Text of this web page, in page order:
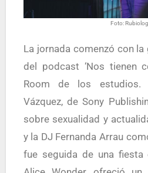
Foto:
La jornada comenzó con la grabación en directo
del podcast ‘Nos tienen
Room de los estudios.
Vázquez, de Sony
sobre sexualidad y
y la DJ Fernanda Arrau
fue seguida de una fiesta